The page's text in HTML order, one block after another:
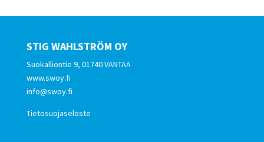
STIG WAHLSTRÖM OY
Suokalliontie 9, 01740 VANTAA
www.swoy.fi
info@swoy.fi
Tietosuojaseloste